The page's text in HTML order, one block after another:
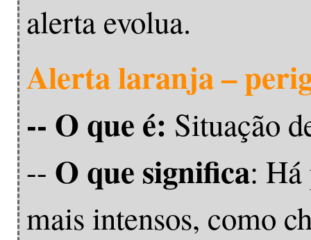
alerta evolua.
Alerta laranja –
-- O que é: Situação
-- O que significa: Há
mais intensos, como